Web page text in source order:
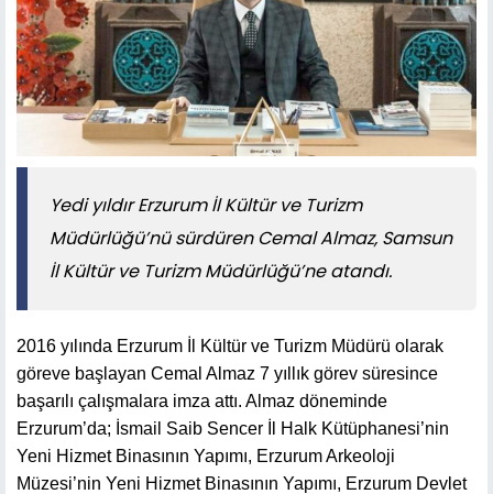
Yedi yıldır Erzurum İl Kültür ve Turizm
Müdürlüğü’nü sürdüren Cemal Almaz, Samsun
İl Kültür ve Turizm Müdürlüğü’ne atandı.
2016 yılında Erzurum İl Kültür ve Turizm Müdürü olarak
göreve başlayan Cemal Almaz 7 yıllık görev süresince
başarılı çalışmalara imza attı. Almaz döneminde
Erzurum’da; İsmail Saib Sencer İl Halk Kütüphanesi’nin
Yeni Hizmet Binasının Yapımı, Erzurum Arkeoloji
Müzesi’nin Yeni Hizmet Binasının Yapımı, Erzurum Devlet